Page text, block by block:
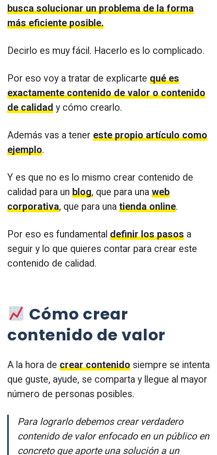
busca solucionar un problema de la forma
más eficiente posible.
Decirlo es muy fácil. Hacerlo es lo complicado.
Por eso voy a tratar de explicarte qué es
exactamente contenido de valor o contenido
de calidad y cómo crearlo.
Además vas a tener este propio artículo como
ejemplo.
Y es que no es lo mismo crear contenido de
calidad para un blog, que para una web
corporativa, que para una tienda online.
Por eso es fundamental definir los pasos a
seguir y lo que quieres contar para crear este
contenido de calidad.
Cómo crear
contenido de valor
A la hora de crear contenido siempre se intenta
que guste, ayude, se comparta y llegue al mayor
número de personas posibles.
Para lograrlo debemos crear verdadero
contenido de valor enfocado en un público en
concreto que aporte una solución a un